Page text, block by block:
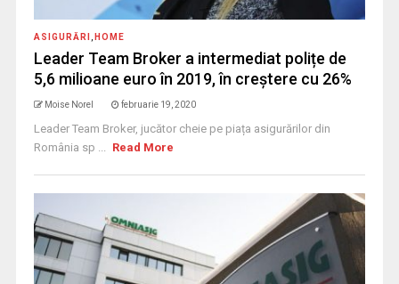
ASIGURĂRI HOME
Leader Team Broker a intermediat polițe de
5,6 milioane euro în 2019, în creștere cu 26%
Moise Norel februarie 19, 2020
Leader Team Broker, jucător cheie pe piața asigurărilor din
România sp ... Read More